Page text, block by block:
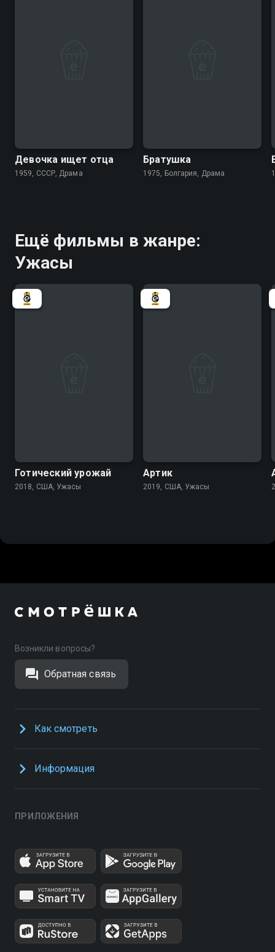
Девочка ищет отца
1959, СССР, Драма
Братушка
1975, Болгария, Драма
Ещё фильмы в жанре:
Ужасы
Готический урожай
2018, США, Ужасы
Артик
2019, США, Ужасы
Возникли вопросы?
Обратная связь
Как смотреть
Информация
ПРИЛОЖЕНИЯ